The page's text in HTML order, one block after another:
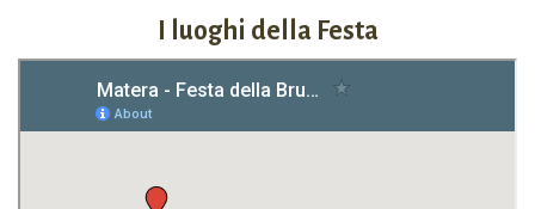
I luoghi della Festa